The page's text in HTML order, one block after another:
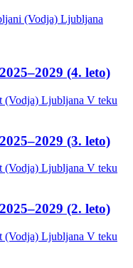
(Vodja) Ljubljana
(4. leto)
(Vodja) Ljubljana V teku
(3. leto)
(Vodja) Ljubljana V teku
(2. leto)
(Vodja) Ljubljana V teku